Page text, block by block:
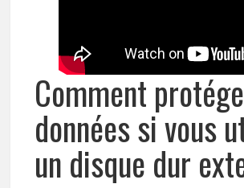
Comment
données si vous
un disque dur